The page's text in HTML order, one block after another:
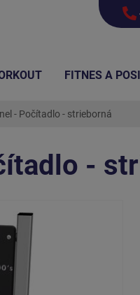
- Počítadlo - strieborná
-
FITNES A